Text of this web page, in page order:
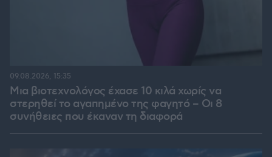
Μια βιοτεχνολόγος έχασε 10 κιλά χωρίς να
στερηθεί το αγαπημένο της φαγητό – Οι 8
συνήθειες που έκαναν τη διαφορά
09.08.2026, 15:35